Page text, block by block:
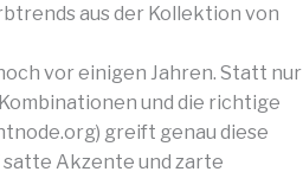
aus der Kollektion von
vor einigen Jahren. Statt nur
und die richtige
greift genau diese
Akzente und zarte